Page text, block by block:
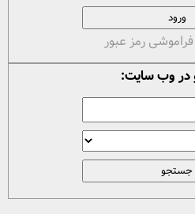
فراموشی رمز عبور
وب سایت: